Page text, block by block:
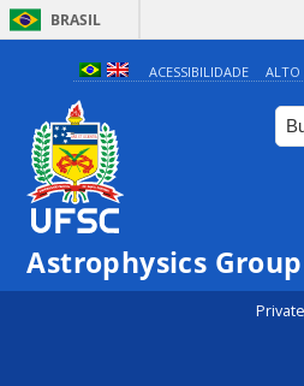
BRASIL
ACESSIBILIDADE ALTO
Astrophysics Group
0:00